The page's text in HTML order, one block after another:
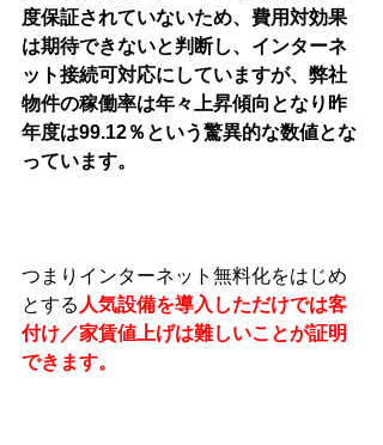
度保証されていないため、費用対効果
は期待できないと判断し、インターネ
ット接続可対応にしていますが、弊社
物件の稼働率は年々上昇傾向となり昨
年度は99.12％という驚異的な数値とな
っています。
つまりインターネット無料化をはじめ
とする 人気設備を導入しただけでは客
付け／家賃値上げは難しいことが証明
できます。